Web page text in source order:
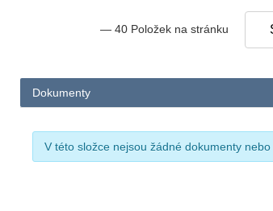
— 40 Položek na stránku
Dokumenty
V této složce nejsou žádné dokumenty nebo